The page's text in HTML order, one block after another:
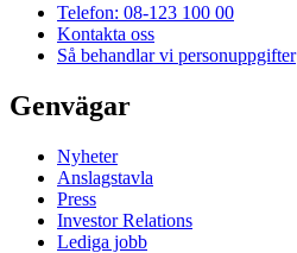
Telefon: 08-123 100 00
Kontakta oss
Så behandlar vi personuppgifter
Genvägar
Nyheter
Anslagstavla
Press
Investor Relations
Lediga jobb